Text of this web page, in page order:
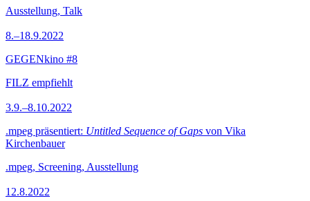
Ausstellung, Talk
8.–18.9.2022
GEGENkino #8
FILZ empfiehlt
3.9.–8.10.2022
.mpeg präsentiert: Untitled Sequence of Gaps von Vika
Kirchenbauer
.mpeg, Screening, Ausstellung
12.8.2022